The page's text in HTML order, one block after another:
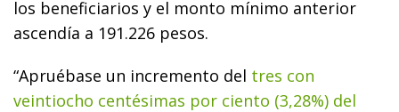
los beneficiarios y el monto mínimo anterior
ascendía a 191.226 pesos.
“Apruébase un incremento del tres con
veintiocho centésimas por ciento (3,28%) del